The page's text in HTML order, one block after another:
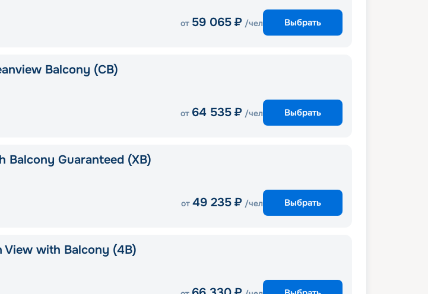
от 59 065 ₽ /чел Выбрать
Balcony (CB)
от 64 535 ₽ /чел Выбрать
Balcony Guaranteed (XB)
от 49 235 ₽ /чел Выбрать
View with Balcony (4B)